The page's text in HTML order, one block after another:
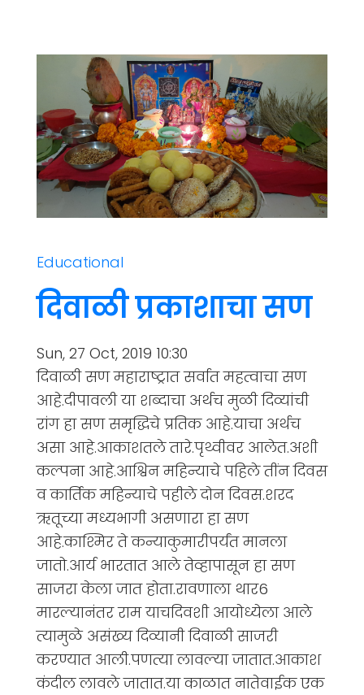
Educational
दिवाळी प्रकाशाचा सण
Sun, 27 Oct, 2019 10:30
दिवाळी सण महाराष्ट्रात सर्वात महत्वाचा सण
आहे.दीपावली या शब्दाचा अर्थच मुळी दिव्यांची
रांग हा सण समृद्धिचे प्रतिक आहे.याचा अर्थच
असा आहे.आकाशतले तारे.पृथ्वीवर आलेत.अशी
कल्पना आहे.आश्विन महिन्याचे पहिले तींन दिवस
व कार्तिक महिन्याचे पहीले दोन दिवस.शरद
ऋतूच्या मध्यभागी असणारा हा सण
आहे.काश्मिर ते कन्याकुमारीपर्यंत मानला
जातो.आर्य भारतात आले तेव्हापासून हा सण
साजरा केला जात होता.रावणाला थार6
मारल्यानंतर राम याचदिवशी आयोध्येला आले
त्यामुळे असंख्य दिव्यानी दिवाळी साजरी
करण्यात आली.पणत्या लावल्या जातात.आकाश
कंदील लावले जातात.या काळात नातेवाईक एक